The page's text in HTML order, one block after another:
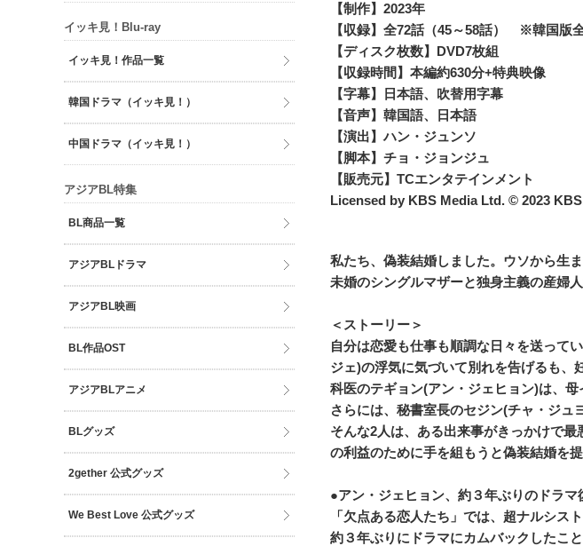
【制作】2023年
【収録】全72話（45～58話） ※韓国版
【ディスク枚数】DVD7枚組
【収録時間】本編約630分+特典映像
【字幕】日本語、吹替用字幕
【音声】韓国語、日本語
【演出】ハン・ジュンソ
【脚本】チョ・ジョンジュ
【販売元】TCエンタテインメント
Licensed by KBS Media Ltd. © 2023
私たち、偽装結婚しました。ウソから生
未婚のシングルマザーと独身主義の産婦
＜ストーリー＞
自分は恋愛も仕事も順調な日々を送って
ジェ)の浮気に気づいて別れを告げるも、
科医のテギョン(アン・ジェヒョン)は、
さらには、秘書室長のセジン(チャ・ジュ
そんな2人は、ある出来事がきっかけで
の利益のために手を組もうと偽装結婚を
●アン・ジェヒョン、約３年ぶりのドラ
「欠点ある恋人たち」では、超ナルシス
約３年ぶりにドラマにカムバックしたこ
イッキ見！Blu-ray
イッキ見！作品一覧
韓国ドラマ（イッキ見！）
中国ドラマ（イッキ見！）
アジアBL特集
BL商品一覧
アジアBLドラマ
アジアBL映画
BL作品OST
アジアBLアニメ
BLグッズ
2gether 公式グッズ
We Best Love 公式グッズ